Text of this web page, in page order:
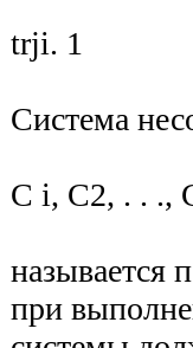
trji. 1
Система
С і, C2, . . .,
называется
при